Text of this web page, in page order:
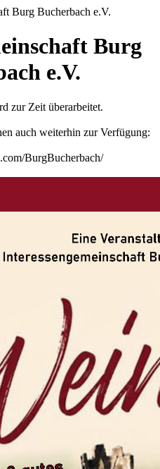
Burg
e.V.
zur Zeit überarbeitet.
auch weiterhin zur Verfügung:
BurgBucherbach/